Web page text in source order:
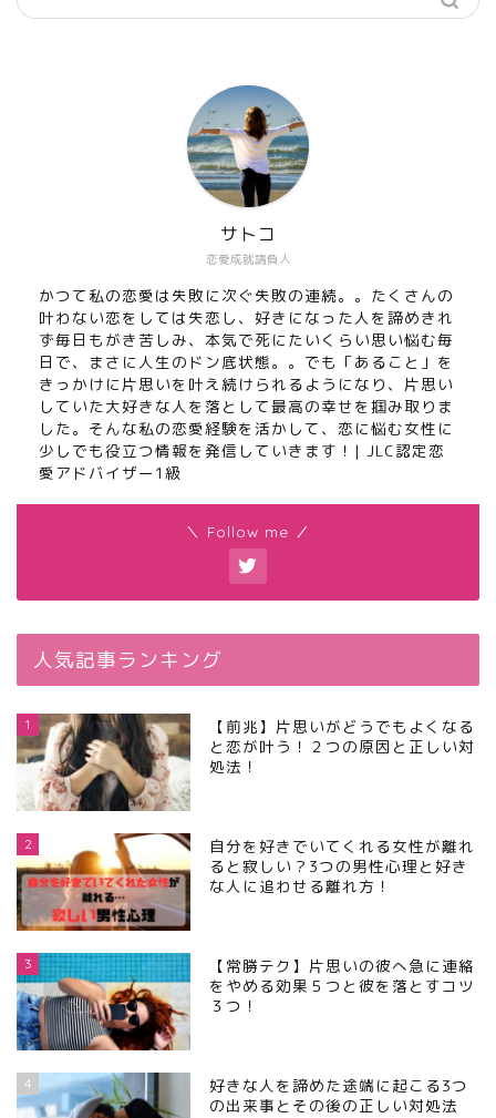
恋愛成就請負人
サトコ
かつて私の恋愛は失敗に次ぐ失敗の連続。。たくさんの
叶わない恋をしては失恋し、好きになった人を諦めきれ
ず毎日もがき苦しみ、本気で死にたいくらい思い悩む毎
日で、まさに人生のドン底状態。。でも「あること」を
きっかけに片思いを叶え続けられるようになり、片思い
していた大好きな人を落として最高の幸せを掴み取りま
した。そんな私の恋愛経験を活かして、恋に悩む女性に
少しでも役立つ情報を発信していきます！| JLC認定恋
愛アドバイザー1級
＼ Follow me ／
人気記事ランキング
1
【前兆】片思いがどうでもよくなる
と恋が叶う！２つの原因と正しい対
処法！
2
自分を好きでいてくれる女性が離れ
ると寂しい？3つの男性心理と好き
な人に追わせる離れ方！
3
【常勝テク】片思いの彼へ急に連絡
をやめる効果５つと彼を落とすコツ
３つ！
4
好きな人を諦めた途端に起こる3つ
の出来事とその後の正しい対処法